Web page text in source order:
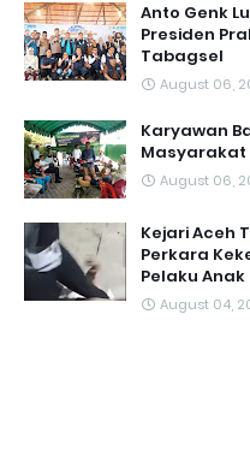
Anto Genk
Presiden
Tabagsel
August 06,
Karyawan
Masyarakat
August 06,
Kejari Aceh
Perkara
Pelaku
August 04,